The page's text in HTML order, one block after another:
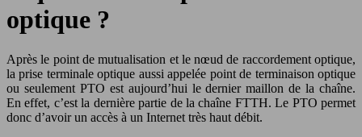
optique ?
Après le point de mutualisation et le nœud de raccordement optique,
la prise terminale optique aussi appelée point de terminaison optique
ou seulement PTO est aujourd’hui le dernier maillon de la chaîne.
En effet, c’est la dernière partie de la chaîne FTTH. Le PTO permet
donc d’avoir un accès à un Internet très haut débit.